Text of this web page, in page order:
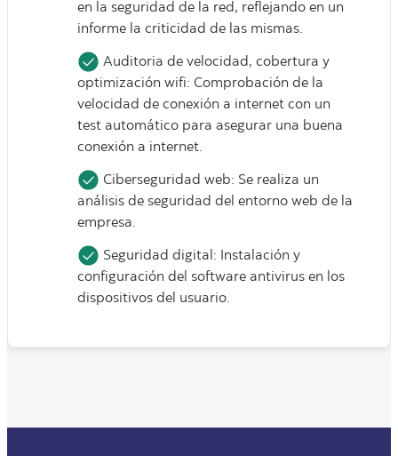
en la seguridad de la red, reflejando en un
informe la criticidad de las mismas.
Auditoria de velocidad, cobertura y
optimización wifi: Comprobación de la
velocidad de conexión a internet con un
test automático para asegurar una buena
conexión a internet.
Ciberseguridad web: Se realiza un
análisis de seguridad del entorno web de la
empresa.
Seguridad digital: Instalación y
configuración del software antivirus en los
dispositivos del usuario.